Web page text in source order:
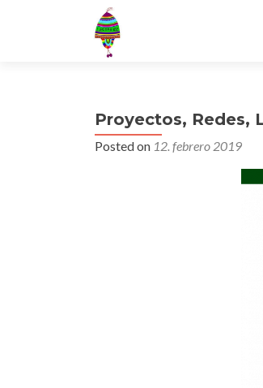
Proyectos, Redes,
Posted on 12. febrero 2019